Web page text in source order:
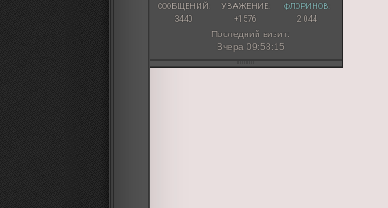
СООБЩЕНИЙ:
3440
УВАЖЕНИЕ:
+1576
ФЛОРИНОВ:
2 044
Последний визит:
Вчера 09:58:15